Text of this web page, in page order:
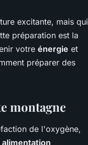
excitante, mais qui
préparation est la
votre énergie et
préparer des
montagne
de l'oxygène,
alimentation